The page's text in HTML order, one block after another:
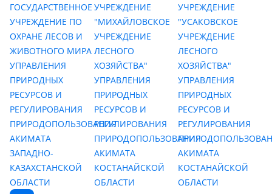
ГОСУДАРСТВЕННОЕ
УЧРЕЖДЕНИЕ ПО
ОХРАНЕ ЛЕСОВ И
ЖИВОТНОГО МИРА
УПРАВЛЕНИЯ
ПРИРОДНЫХ
РЕСУРСОВ И
РЕГУЛИРОВАНИЯ
ПРИРОДОПОЛЬЗОВАНИЯ
АКИМАТА
ЗАПАДНО-
КАЗАХСТАНСКОЙ
ОБЛАСТИ
УЧРЕЖДЕНИЕ
"МИХАЙЛОВСКОЕ
УЧРЕЖДЕНИЕ
ЛЕСНОГО
ХОЗЯЙСТВА"
УПРАВЛЕНИЯ
ПРИРОДНЫХ
РЕСУРСОВ И
РЕГУЛИРОВАНИЯ
ПРИРОДОПОЛЬЗОВАНИЯ
АКИМАТА
КОСТАНАЙСКОЙ
ОБЛАСТИ
УЧРЕЖДЕНИЕ
"УСАКОВСКОЕ
УЧРЕЖДЕНИЕ
ЛЕСНОГО
ХОЗЯЙСТВА"
УПРАВЛЕНИЯ
ПРИРОДНЫХ
РЕСУРСОВ И
РЕГУЛИРОВАНИЯ
АКИМАТА
КОСТАНАЙСКОЙ
ОБЛАСТИ